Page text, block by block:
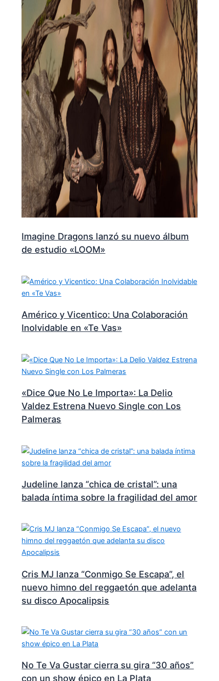
Imagine Dragons lanzó su nuevo álbum
de estudio «LOOM»
Américo y Vicentico: Una Colaboración
Inolvidable en «Te Vas»
«Dice Que No Le Importa»: La Delio
Valdez Estrena Nuevo Single con Los
Palmeras
Judeline lanza “chica de cristal”: una
balada íntima sobre la fragilidad del amor
Cris MJ lanza “Conmigo Se Escapa”, el
nuevo himno del reggaetón que adelanta
su disco Apocalipsis
No Te Va Gustar cierra su gira “30 años”
con un show épico en La Plata